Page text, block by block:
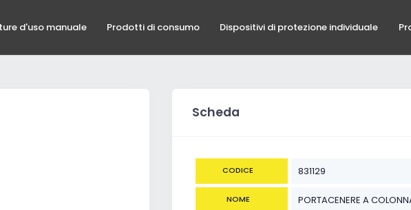
d'uso manuale Prodotti di consumo Dispositivi di protezione individuale
Scheda
CODICE 831129
NOME PORTACENERE A